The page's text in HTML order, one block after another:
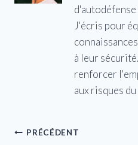
d'autodéfense
J'écris pour
à leur
renforcer
aux risques
Navigation
PRÉCÉDENT